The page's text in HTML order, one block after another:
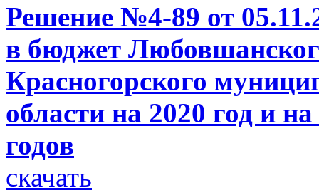
Решение №4-89 от
в бюджет
Красногорского
области на 2020 год и
годов
скачать